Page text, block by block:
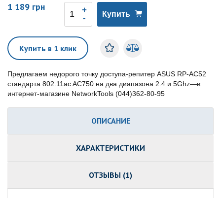
1 189 грн
Купить
Купить в 1 клик
Предлагаем недорого точку доступа-репитер ASUS RP-AC52
стандарта 802.11ac AC750 на два диапазона 2.4 и 5Ghz—в
интернет-магазине NetworkTools (044)362-80-95
ОПИСАНИЕ
ХАРАКТЕРИСТИКИ
ОТЗЫВЫ (1)